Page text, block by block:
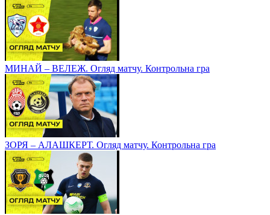
МИНАЙ – ВЕЛЕЖ. Огляд матчу. Контрольна гра
ЗОРЯ – АЛАШКЕРТ. Огляд матчу. Контрольна гра